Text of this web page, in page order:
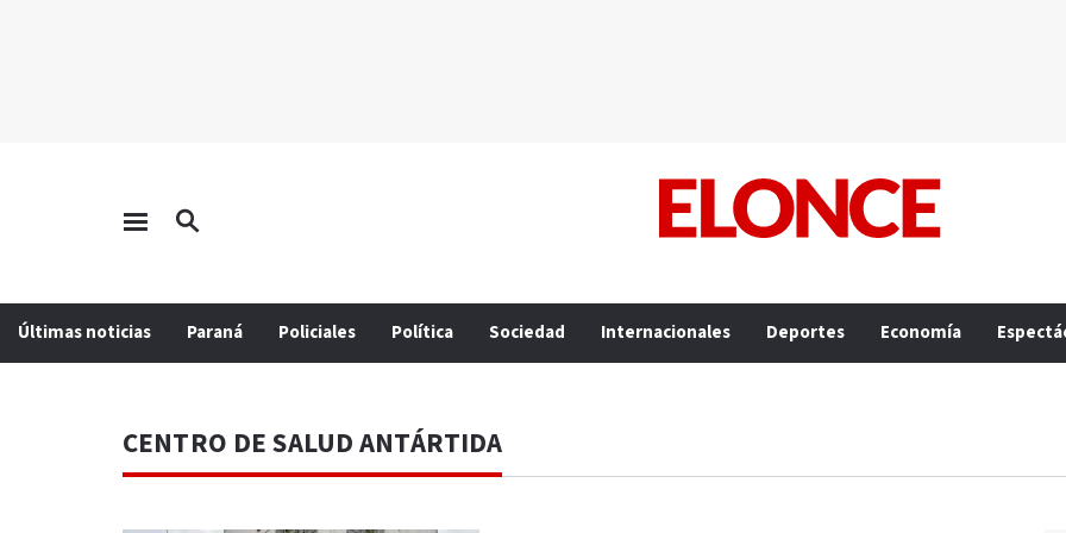
Últimas noticias Paraná Policiales Política Sociedad Internacionales Deportes Economía
CENTRO DE SALUD ANTÁRTIDA